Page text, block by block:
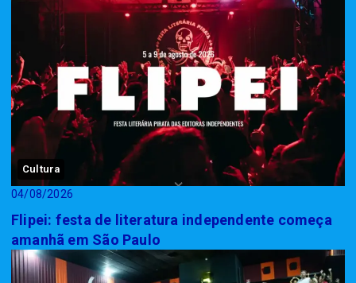
Cultura
04/08/2026
Flipei: festa de literatura independente começa
amanhã em São Paulo